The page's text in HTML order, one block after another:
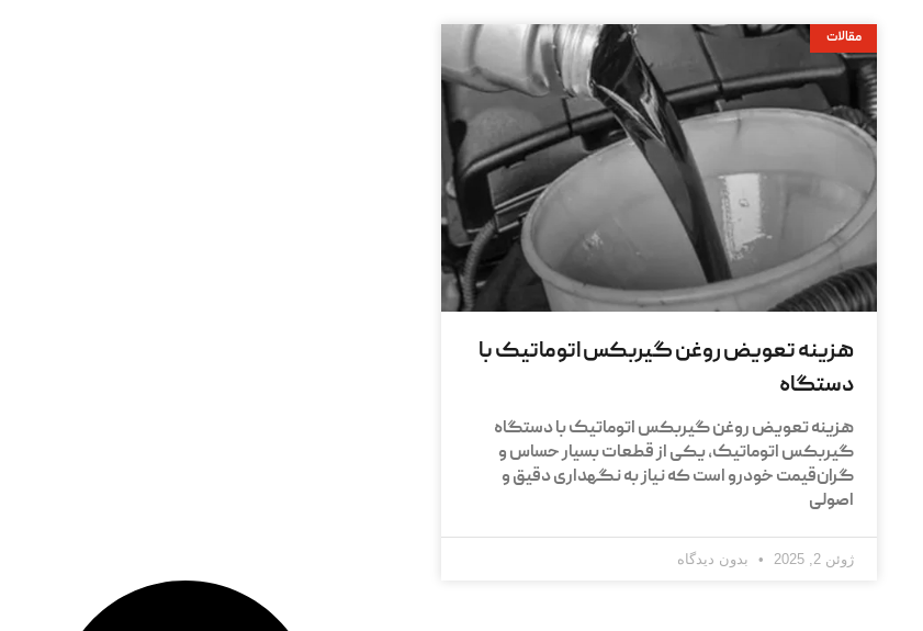
مقالات
هزینه تعویض روغن گیربکس اتوماتیک با
دستگاه
هزینه تعویض روغن گیربکس اتوماتیک با دستگاه
گیربکس اتوماتیک، یکی از قطعات بسیار حساس و
گران‌قیمت خودرو است که نیاز به نگهداری دقیق و
اصولی
ژوئن 2, 2025 بدون دیدگاه